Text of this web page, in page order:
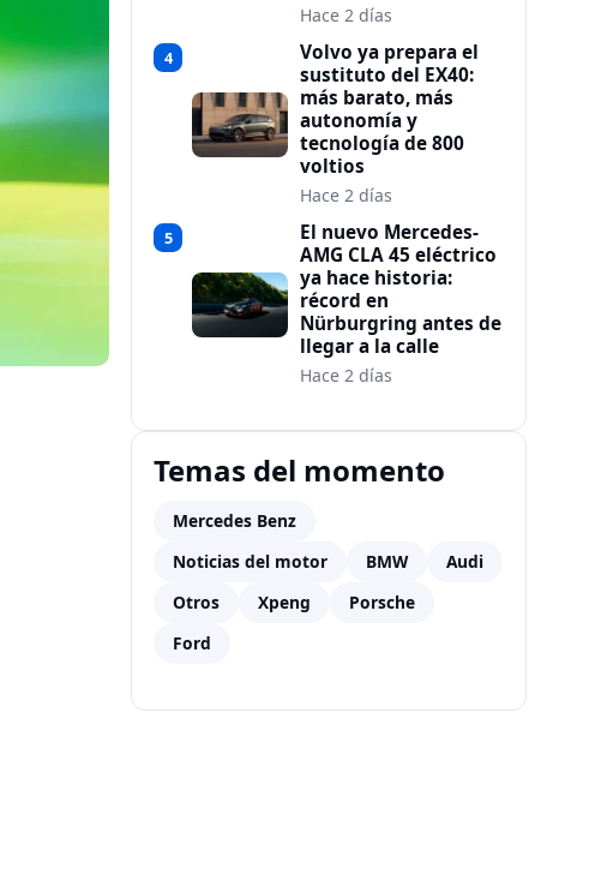
Hace 2 días
4
Volvo ya prepara el
sustituto del EX40:
más barato, más
autonomía y
tecnología de 800
voltios
Hace 2 días
5
El nuevo Mercedes-
AMG CLA 45 eléctrico
ya hace historia:
récord en
Nürburgring antes de
llegar a la calle
Hace 2 días
Temas del momento
Mercedes Benz
Noticias del motor
BMW
Audi
Otros
Xpeng
Porsche
Ford